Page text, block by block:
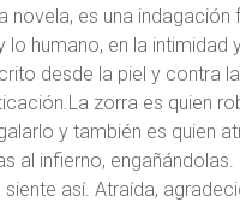
novela, es una indagación
lo humano, en la intimidad
desde la piel y contra la
zorra es quien
y también es quien
al infierno, engañándolas.
siente así. Atraída,